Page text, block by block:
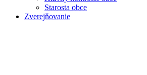
Starosta obce
Zverejňovanie